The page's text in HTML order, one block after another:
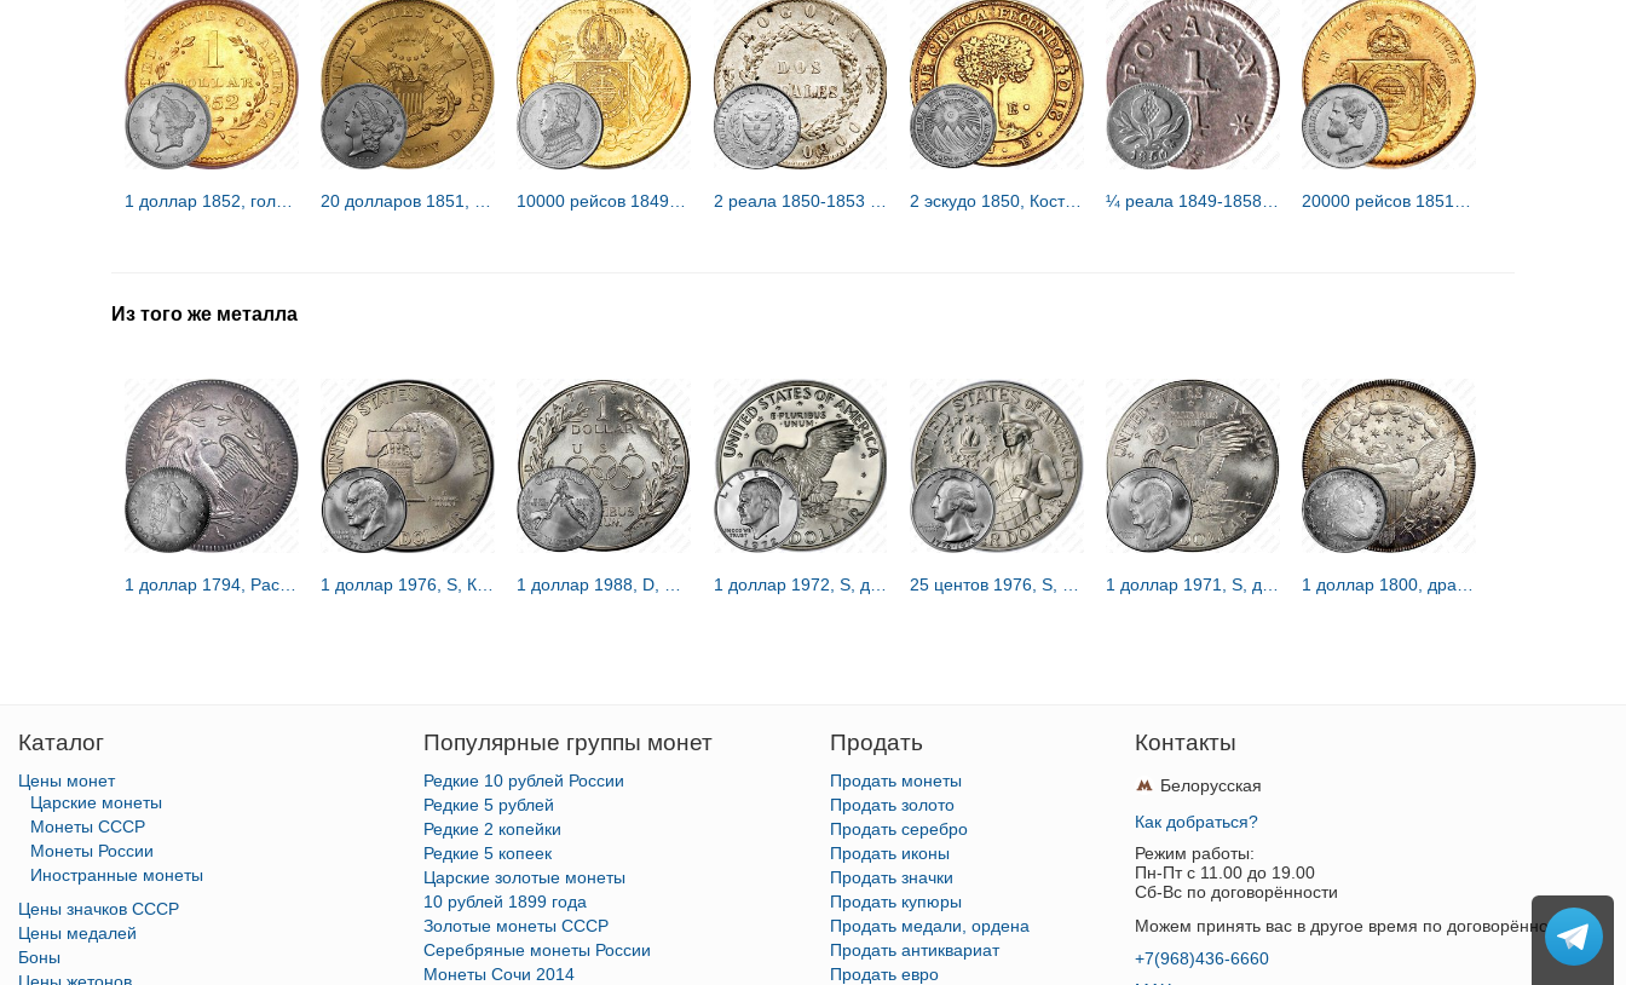
2 эскудо 1850, Коста-Рика [Соединённые Провинции Центральной Америки]
Из того же металла
Каталог
Цены монет
Царские монеты
Монеты СССР
Монеты России
Иностранные монеты
Цены значков СССР
Цены медалей
Боны
Популярные группы монет
Редкие 10 рублей России
Редкие 5 рублей
Редкие 2 копейки
Редкие 5 копеек
Царские золотые монеты
10 рублей 1899 года
Золотые монеты СССР
Серебряные монеты России
Монеты Сочи 2014
Продать
Продать монеты
Продать золото
Продать серебро
Продать иконы
Продать значки
Продать купюры
Продать медали, ордена
Продать антиквариат
Продать евро
Контакты
Белорусская
Как добраться?
Режим работы:
Пн-Пт c 11.00 до 19.00
Сб-Вс по договорённости
Можем принять вас в другое время по договорённости.
+7(968)436-6660